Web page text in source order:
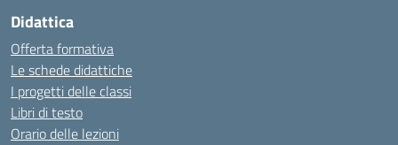
Didattica
Offerta formativa
Le schede didattiche
I progetti delle classi
Libri di testo
Orario delle lezioni